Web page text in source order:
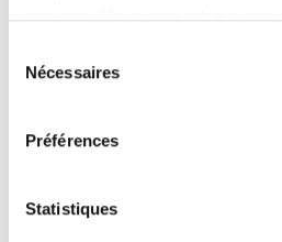
Nécessaires
Préférences
Statistiques